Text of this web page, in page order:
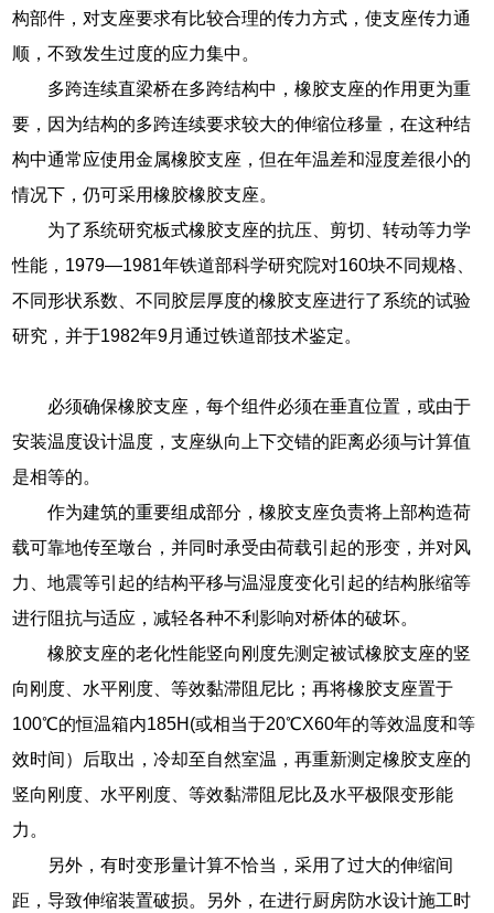
构部件，对支座要求有比较合理的传力方式，使支座传力通
顺，不致发生过度的应力集中。
多跨连续直梁桥在多跨结构中，橡胶支座的作用更为重
要，因为结构的多跨连续要求较大的伸缩位移量，在这种结
构中通常应使用金属橡胶支座，但在年温差和湿度差很小的
情况下，仍可采用橡胶橡胶支座。
为了系统研究板式橡胶支座的抗压、剪切、转动等力学
性能，1979—1981年铁道部科学研究院对160块不同规格、
不同形状系数、不同胶层厚度的橡胶支座进行了系统的试验
研究，并于1982年9月通过铁道部技术鉴定。
必须确保橡胶支座，每个组件必须在垂直位置，或由于
安装温度设计温度，支座纵向上下交错的距离必须与计算值
是相等的。
作为建筑的重要组成部分，橡胶支座负责将上部构造荷
载可靠地传至墩台，并同时承受由荷载引起的形变，并对风
力、地震等引起的结构平移与温湿度变化引起的结构胀缩等
进行阻抗与适应，减轻各种不利影响对桥体的破坏。
橡胶支座的老化性能竖向刚度先测定被试橡胶支座的竖
向刚度、水平刚度、等效黏滞阻尼比；再将橡胶支座置于
100℃的恒温箱内185H(或相当于20℃X60年的等效温度和等
效时间）后取出，冷却至自然室温，再重新测定橡胶支座的
竖向刚度、水平刚度、等效黏滞阻尼比及水平极限变形能
力。
另外，有时变形量计算不恰当，采用了过大的伸缩间
距，导致伸缩装置破损。另外，在进行厨房防水设计施工时